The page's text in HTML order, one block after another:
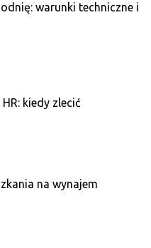
warunki techniczne i
kiedy zlecić
na wynajem